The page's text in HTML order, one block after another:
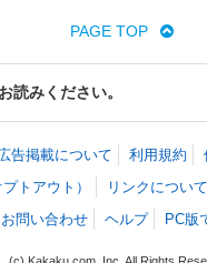
PAGE TOP
読みください。
告掲載について 利用規約
トアウト）
リンクについて
お問い合わせ
ヘルプ PC版